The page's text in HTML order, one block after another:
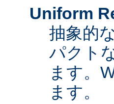
Uniform
抽象的
パクト
ます。
ます。